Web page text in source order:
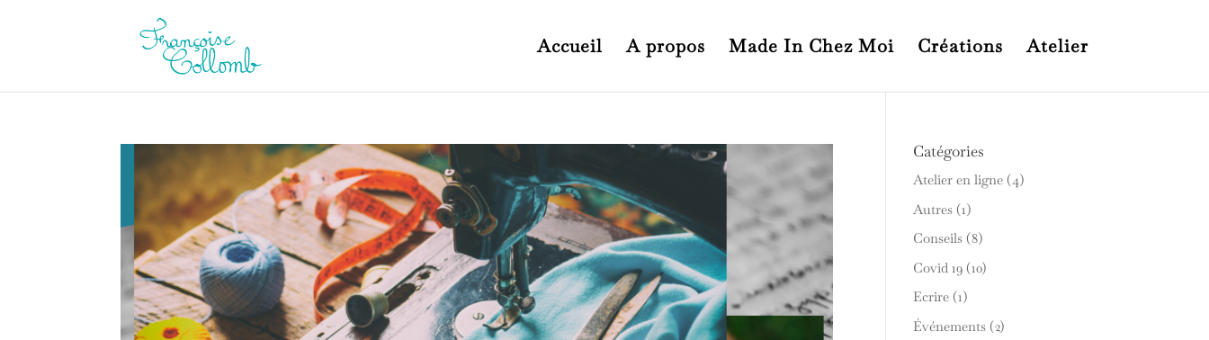
Accueil A propos Made In Chez Moi Créations Atelier
Catégories
Atelier en ligne (4)
Autres (1)
Conseils (8)
Covid 19 (10)
Ecrire (1)
Événements (2)